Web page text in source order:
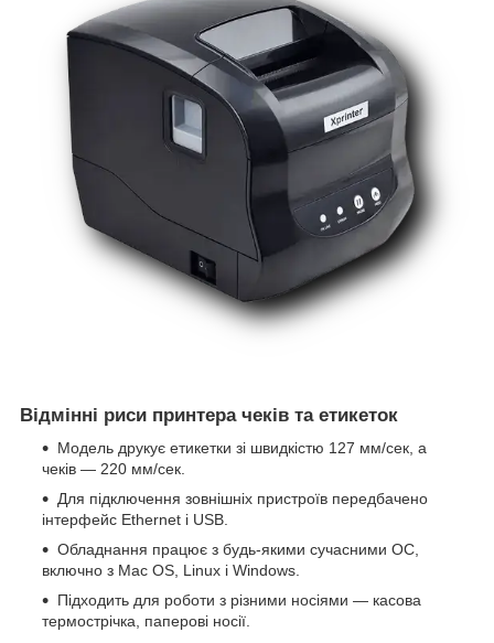
Відмінні риси принтера чеків та етикеток
Модель друкує етикетки зі швидкістю 127 мм/сек, а
чеків — 220 мм/сек.
Для підключення зовнішніх пристроїв передбачено
інтерфейс Ethernet і USB.
Обладнання працює з будь-якими сучасними ОС,
включно з Mac OS, Linux і Windows.
Підходить для роботи з різними носіями — касова
термострічка, паперові носії.